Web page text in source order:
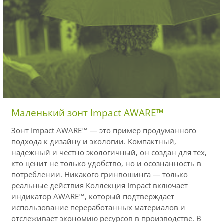
Маленький зонт Impact AWARE™
Зонт Impact AWARE™ — это пример продуманного
подхода к дизайну и экологии. Компактный,
надежный и честно экологичный, он создан для тех,
кто ценит не только удобство, но и осознанность в
потреблении. Никакого гринвошинга — только
реальные действия Коллекция Impact включает
индикатор AWARE™, который подтверждает
использование переработанных материалов и
отслеживает экономию ресурсов в производстве. В